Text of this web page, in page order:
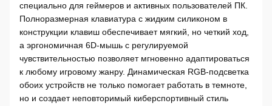
специально для геймеров и активных пользователей ПК.
Полноразмерная клавиатура с жидким силиконом в
конструкции клавиш обеспечивает мягкий, но четкий ход,
а эргономичная 6D-мышь с регулируемой
чувствительностью позволяет мгновенно адаптироваться
к любому игровому жанру. Динамическая RGB-подсветка
обоих устройств не только помогает работать в темноте,
но и создает неповторимый киберспортивный стиль